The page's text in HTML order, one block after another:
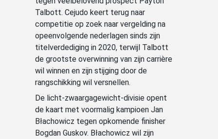
Talbott. Cejudo keert terug naar
competitie op zoek naar vergelding na
opeenvolgende nederlagen sinds zijn
titelverdediging in 2020, terwijl Talbott
de grootste overwinning van zijn carrière
wil winnen en zijn stijging door de
rangschikking wil versnellen.
De licht-zwaargagewicht-divisie opent
de kaart met voormalig kampioen Jan
Błachowicz tegen opkomende finisher
Bogdan Guskov. Błachowicz wil zijn